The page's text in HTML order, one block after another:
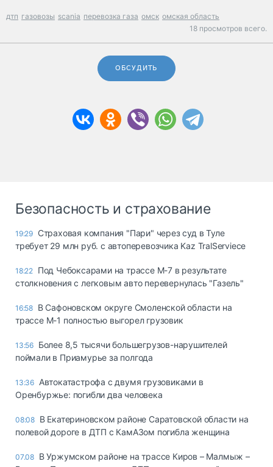
дтп газовозы scania перевозка газа омск омская область
18 просмотров всего.
ОБСУДИТЬ
Безопасность и страхование
19:29 Страховая компания "Пари" через суд в Туле
требует 29 млн руб. с автоперевозчика Kaz TralServiece
18:22 Под Чебоксарами на трассе М-7 в результате
столкновения с легковым авто перевернулась "Газель"
16:58 В Сафоновском округе Смоленской области на
трассе М-1 полностью выгорел грузовик
13:56 Более 8,5 тысячи большегрузов-нарушителей
поймали в Приамурье за полгода
13:36 Автокатастрофа с двумя грузовиками в
Оренбуржье: погибли два человека
08:08 В Екатериновском районе Саратовской области на
полевой дороге в ДТП с КамАЗом погибла женщина
07.08 В Уржумском районе на трассе Киров – Малмыж –